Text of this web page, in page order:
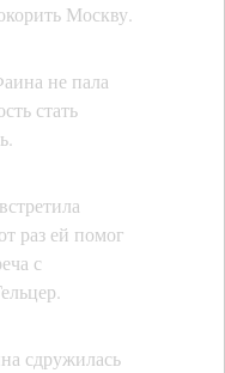
Москву.
не пала
стать
раз ей помог
с
сдружилась